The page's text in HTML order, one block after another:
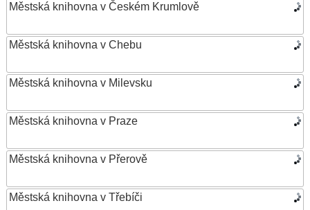
Městská knihovna v Českém Krumlově
Městská knihovna v Chebu
Městská knihovna v Milevsku
Městská knihovna v Praze
Městská knihovna v Přerově
Městská knihovna v Třebíči